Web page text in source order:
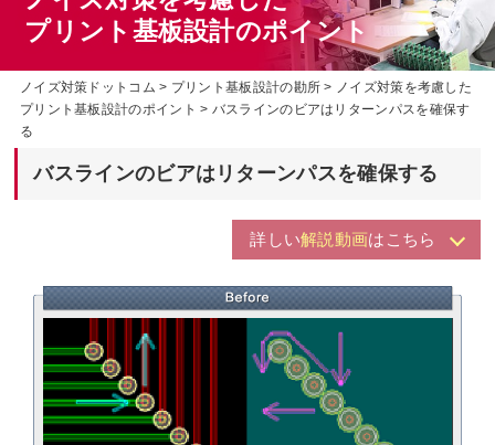
プリント基板設計のポイント
ノイズ対策ドットコム プリント基板設計の勘所
ノイズ対策を考慮した
プリント基板設計のポイント
バスラインのビアはリターンパスを確保す
る
バスラインのビアはリターンパスを確保する
詳しい解説動画はこちら